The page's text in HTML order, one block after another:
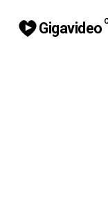
Gigavideo